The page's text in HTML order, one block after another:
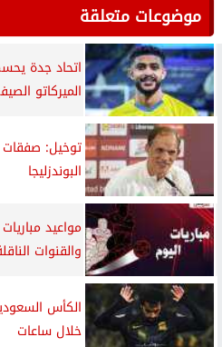
موضوعات متعلقة
اتحاد جدة
الميركاتو
توخيل:
البوندزليجا
والقنوات
الكأس
خلال ساعات